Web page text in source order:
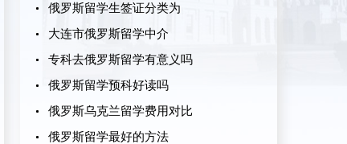
俄罗斯留学生签证分类为
大连市俄罗斯留学中介
专科去俄罗斯留学有意义吗
俄罗斯留学预科好读吗
俄罗斯乌克兰留学费用对比
俄罗斯留学最好的方法